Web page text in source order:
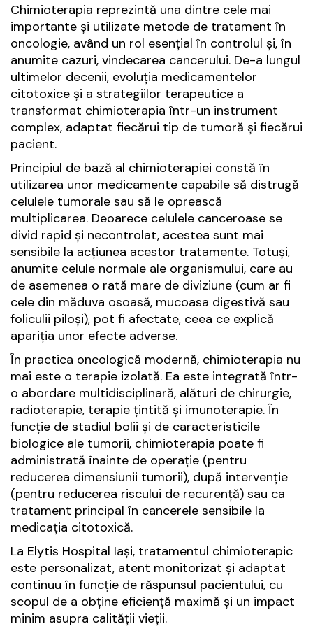
Chimioterapia reprezintă una dintre cele mai
importante și utilizate metode de tratament în
oncologie, având un rol esențial în controlul și, în
anumite cazuri, vindecarea cancerului. De-a lungul
ultimelor decenii, evoluția medicamentelor
citotoxice și a strategiilor terapeutice a
transformat chimioterapia într-un instrument
complex, adaptat fiecărui tip de tumoră și fiecărui
pacient.
Principiul de bază al chimioterapiei constă în
utilizarea unor medicamente capabile să distrugă
celulele tumorale sau să le oprească
multiplicarea. Deoarece celulele canceroase se
divid rapid și necontrolat, acestea sunt mai
sensibile la acțiunea acestor tratamente. Totuși,
anumite celule normale ale organismului, care au
de asemenea o rată mare de diviziune (cum ar fi
cele din măduva osoasă, mucoasa digestivă sau
foliculii piloși), pot fi afectate, ceea ce explică
apariția unor efecte adverse.
În practica oncologică modernă, chimioterapia nu
mai este o terapie izolată. Ea este integrată într-
o abordare multidisciplinară, alături de chirurgie,
radioterapie, terapie țintită și imunoterapie. În
funcție de stadiul bolii și de caracteristicile
biologice ale tumorii, chimioterapia poate fi
administrată înainte de operație (pentru
reducerea dimensiunii tumorii), după intervenție
(pentru reducerea riscului de recurență) sau ca
tratament principal în cancerele sensibile la
medicația citotoxică.
La Elytis Hospital Iași, tratamentul chimioterapic
este personalizat, atent monitorizat și adaptat
continuu în funcție de răspunsul pacientului, cu
scopul de a obține eficiență maximă și un impact
minim asupra calității vieții.